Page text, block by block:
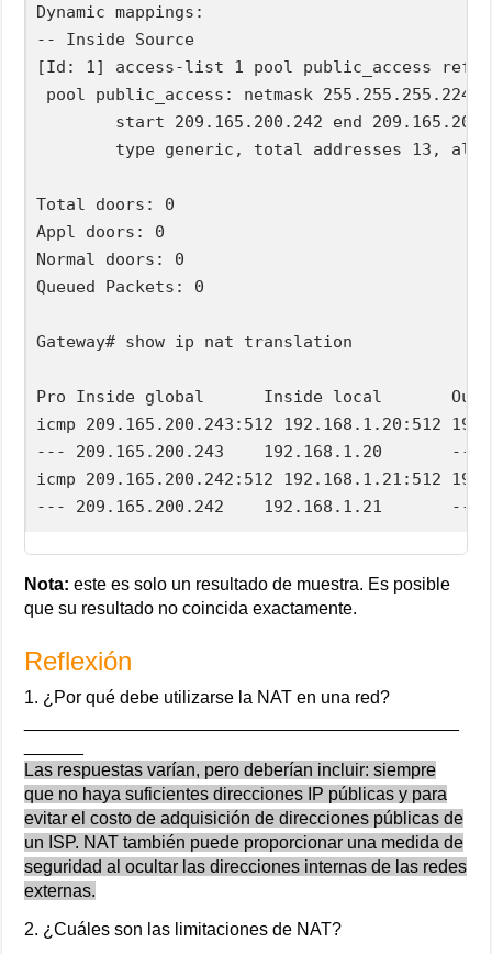
Dynamic mappings:
-- Inside Source
[Id: 1] access-list 1 pool public_access
pool public_access: netmask 255.255.255.224
start 209.165.200.242 end
type generic, total addresses 13,
Total doors: 0
Appl doors: 0
Normal doors: 0
Queued Packets: 0
Gateway# show ip nat translation
Pro Inside global      Inside local
icmp 209.165.200.243:512 192.168.1.20:512
--- 209.165.200.243    192.168.1.20
icmp 209.165.200.242:512 192.168.1.21:512
--- 209.165.200.242    192.168.1.21
Nota: este es solo un resultado de muestra. Es posible
que su resultado no coincida exactamente.
Reflexión
1. ¿Por qué debe utilizarse la NAT en una red?
Las respuestas varían, pero deberían incluir: siempre
que no haya suficientes direcciones IP públicas y para
evitar el costo de adquisición de direcciones públicas de
un ISP. NAT también puede proporcionar una medida de
seguridad al ocultar las direcciones internas de las redes
externas.
2. ¿Cuáles son las limitaciones de NAT?